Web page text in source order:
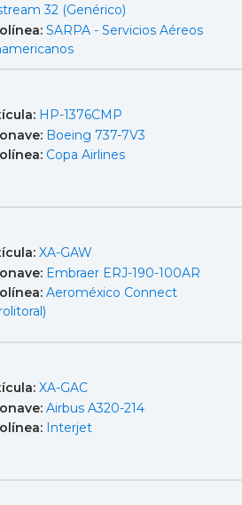
32 (Genérico)
SARPA - Servicios Aéreos
HP-1376CMP
Boeing 737-7V3
Copa Airlines
XA-GAW
Embraer ERJ-190-100AR
Aeroméxico Connect
XA-GAC
Airbus A320-214
Interjet